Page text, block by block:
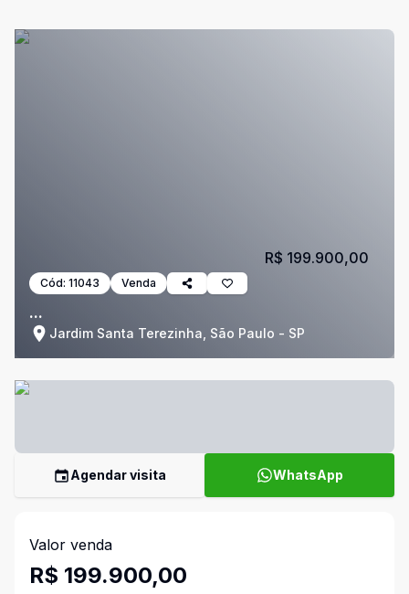
Cód: 11043 Venda
...
Jardim Santa Terezinha, São Paulo - SP
R$ 199.900,00
Agendar visita WhatsApp
Valor venda
R$ 199.900,00